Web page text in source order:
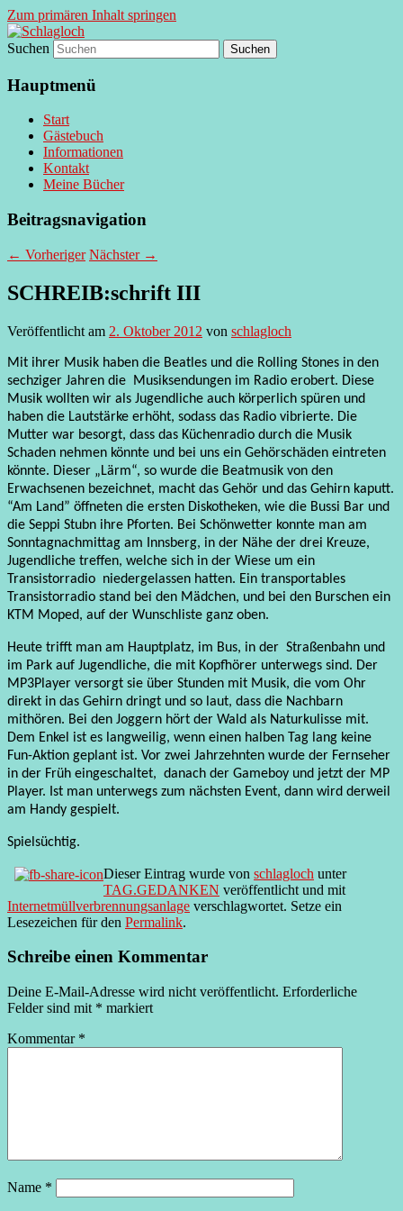
Zum primären Inhalt springen
Schlagloch
supersberger taggedanken
Suchen
Hauptmenü
Start
Gästebuch
Informationen
Kontakt
Meine Bücher
Beitragsnavigation
← Vorheriger Nächster →
SCHREIB:schrift III
Veröffentlicht am 2. Oktober 2012 von schlagloch
Mit ihrer Musik haben die Beatles und die Rolling Stones in den
sechziger Jahren die Musiksendungen im Radio erobert. Diese
Musik wollten wir als Jugendliche auch körperlich spüren und
haben die Lautstärke erhöht, sodass das Radio vibrierte. Die
Mutter war besorgt, dass das Küchenradio durch die Musik
Schaden nehmen könnte und bei uns ein Gehörschäden eintreten
könnte. Dieser „Lärm“, so wurde die Beatmusik von den
Erwachsenen bezeichnet, macht das Gehör und das Gehirn kaputt.
“Am Land” öffneten die ersten Diskotheken, wie die Bussi Bar und
die Seppi Stubn ihre Pforten. Bei Schönwetter konnte man am
Sonntagnachmittag am Innsberg, in der Nähe der drei Kreuze,
Jugendliche treffen, welche sich in der Wiese um ein
Transistorradio niedergelassen hatten. Ein transportables
Transistorradio stand bei den Mädchen, und bei den Burschen ein
KTM Moped, auf der Wunschliste ganz oben.
Heute trifft man am Hauptplatz, im Bus, in der Straßenbahn und
im Park auf Jugendliche, die mit Kopfhörer unterwegs sind. Der
MP3Player versorgt sie über Stunden mit Musik, die vom Ohr
direkt in das Gehirn dringt und so laut, dass die Nachbarn
mithören. Bei den Joggern hört der Wald als Naturkulisse mit.
Dem Enkel ist es langweilig, wenn einen halben Tag lang keine
Fun-Aktion geplant ist. Vor zwei Jahrzehnten wurde der Fernseher
in der Früh eingeschaltet, danach der Gameboy und jetzt der MP
Player. Ist man unterwegs zum nächsten Event, dann wird derweil
am Handy gespielt.
Spielsüchtig.
Dieser Eintrag wurde von schlagloch unter
TAG.GEDANKEN veröffentlicht und mit
Internetmüllverbrennungsanlage verschlagwortet. Setze ein
Lesezeichen für den Permalink.
Schreibe einen Kommentar
Deine E-Mail-Adresse wird nicht veröffentlicht. Erforderliche
Felder sind mit * markiert
Kommentar *
Name *